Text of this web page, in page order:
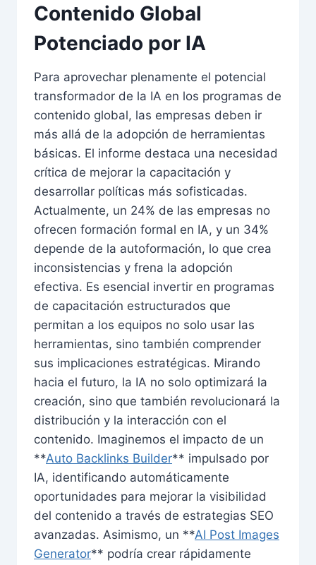
Contenido Global
Potenciado por IA
Para aprovechar plenamente el potencial
transformador de la IA en los programas de
contenido global, las empresas deben ir
más allá de la adopción de herramientas
básicas. El informe destaca una necesidad
crítica de mejorar la capacitación y
desarrollar políticas más sofisticadas.
Actualmente, un 24% de las empresas no
ofrecen formación formal en IA, y un 34%
depende de la autoformación, lo que crea
inconsistencias y frena la adopción
efectiva. Es esencial invertir en programas
de capacitación estructurados que
permitan a los equipos no solo usar las
herramientas, sino también comprender
sus implicaciones estratégicas. Mirando
hacia el futuro, la IA no solo optimizará la
creación, sino que también revolucionará la
distribución y la interacción con el
contenido. Imaginemos el impacto de un
**Auto Backlinks Builder** impulsado por
IA, identificando automáticamente
oportunidades para mejorar la visibilidad
del contenido a través de estrategias SEO
avanzadas. Asimismo, un **AI Post Images
Generator** podría crear rápidamente